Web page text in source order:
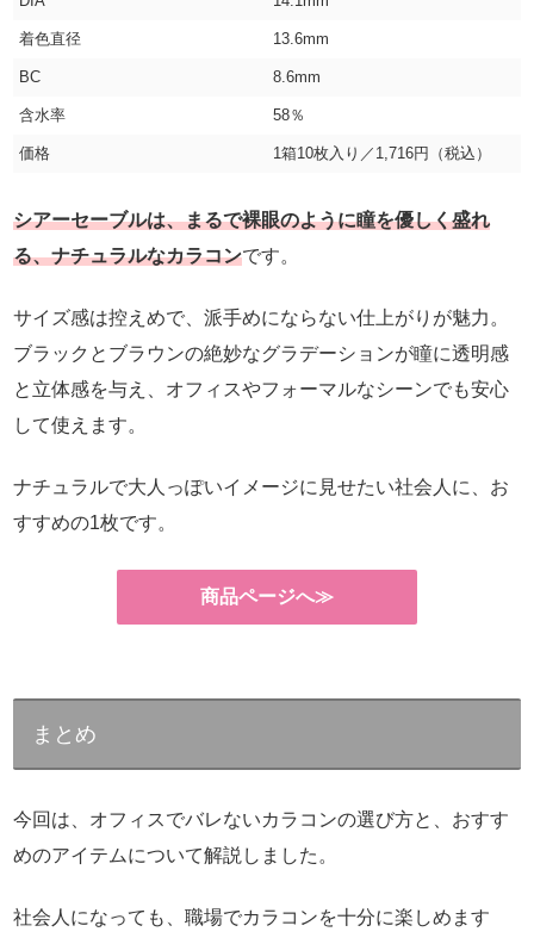
着色直径 13.6mm
BC 8.6mm
含水率 58％
価格 1箱10枚入り／1,716円（税込）
シアーセーブルは、まるで裸眼のように瞳を優しく盛れ
る、ナチュラルなカラコンです。
サイズ感は控えめで、派手めにならない仕上がりが魅力。
ブラックとブラウンの絶妙なグラデーションが瞳に透明感
と立体感を与え、オフィスやフォーマルなシーンでも安心
して使えます。
ナチュラルで大人っぽいイメージに見せたい社会人に、お
すすめの1枚です。
商品ページへ≫
まとめ
今回は、オフィスでバレないカラコンの選び方と、おすす
めのアイテムについて解説しました。
社会人になっても、職場でカラコンを十分に楽しめます